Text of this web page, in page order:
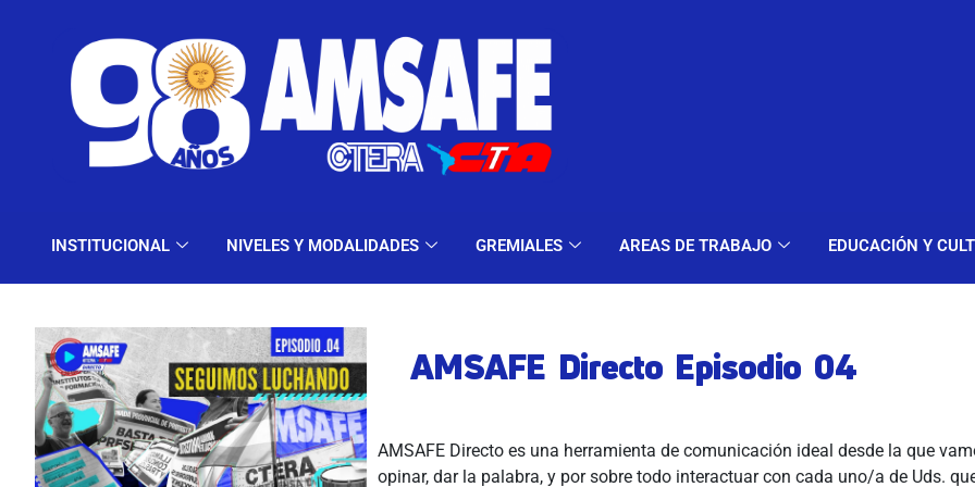
INSTITUCIONAL NIVELES Y MODALIDADES GREMIALES AREAS DE TRABAJO EDUCACIÓN Y
INSTITUCIONAL NIVELES Y MODALIDADES GREMIALES AREAS DE
AMSAFE Directo Episodio 04
AMSAFE Directo es una herramienta de comunicación ideal desde la que
opinar, dar la palabra, y por sobre todo interactuar con cada uno/a de Uds.